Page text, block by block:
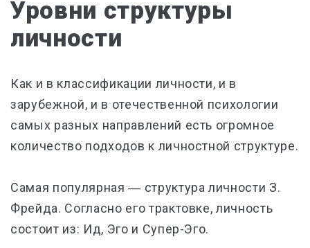
Уровни структуры
личности
Как и в классификации личности, и в
зарубежной, и в отечественной психологии
самых разных направлений есть огромное
количество подходов к личностной структуре.
Самая популярная ― структура личности З.
Фрейда. Согласно его трактовке, личность
состоит из: Ид, Эго и Супер-Эго.